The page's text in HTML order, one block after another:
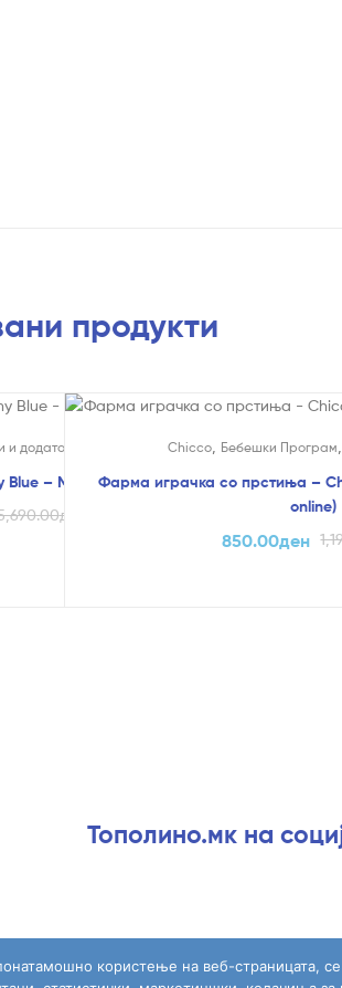
продукти
и додатоци
– Moni
ден
Chicco Бебешки Програм
Фарма играчка со прстиња –
online)
850.00ден
Тополино.мк на
користење на веб-страницата,